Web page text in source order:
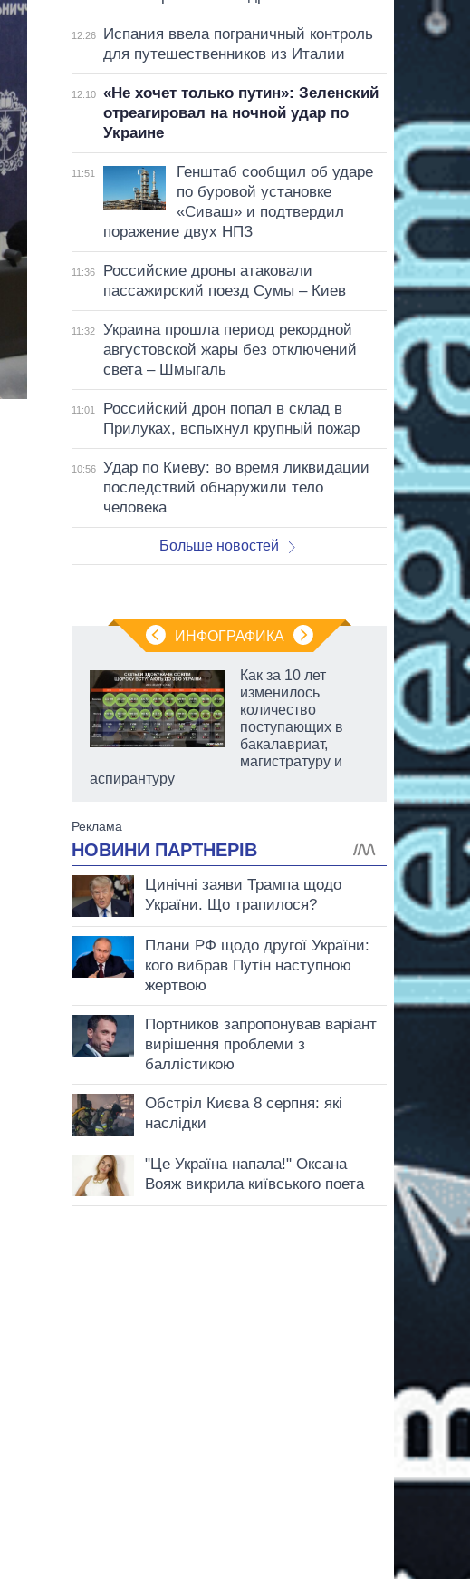
12:26
Испания ввела пограничный контроль
для путешественников из Италии
12:10
«Не хочет только путин»: Зеленский
отреагировал на ночной удар по
Украине
11:51
Генштаб сообщил об ударе
по буровой установке
«Сиваш» и подтвердил
поражение двух НПЗ
11:36
Российские дроны атаковали
пассажирский поезд Сумы – Киев
11:32
Украина прошла период рекордной
августовской жары без отключений
света – Шмыгаль
11:01
Российский дрон попал в склад в
Прилуках, вспыхнул крупный пожар
10:56
Удар по Киеву: во время ликвидации
последствий обнаружили тело
человека
Больше новостей
ИНФОГРАФИКА
Как за 10 лет
изменилось
количество
поступающих в
бакалавриат,
магистратуру и
аспирантуру